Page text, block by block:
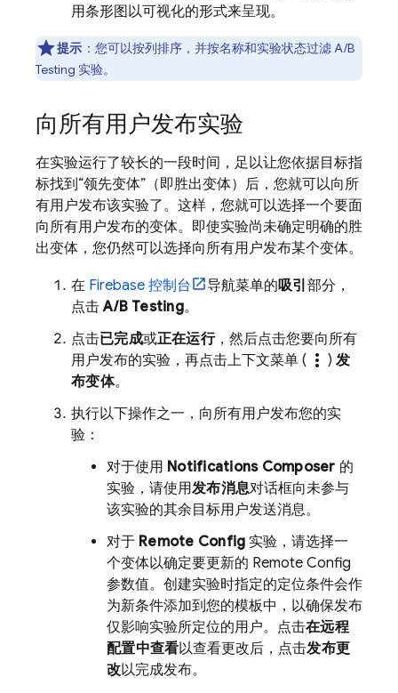
用条形图以可视化的形式来呈现。
提示 ：您可以按列排序，并按名称和实验状态过滤 A/B
Testing 实验。
向所有用户发布实验
在实验运行了较长的一段时间，足以让您依据目标指
标找到“领先变体”（即胜出变体）后，您就可以向所
有用户发布该实验了。这样，您就可以选择一个要面
向所有用户发布的变体。即使实验尚未确定明确的胜
出变体，您仍然可以选择向所有用户发布某个变体。
在 Firebase 控制台 导航菜单的吸引 部分，
点击A/B Testing。
点击已完成或正在运行，然后点击您要向所有
用户发布的实验，再点击上下文菜单 ( more_vert ) 发
布变体。
执行以下操作之一，向所有用户发布您的实
验：
对于使用 Notifications Composer 的
实验，请使用发布消息对话框向未参与
该实验的其余目标用户发送消息。
对于 Remote Config 实验，请选择一
个变体以确定要更新的 Remote Config
参数值。创建实验时指定的定位条件会作
为新条件添加到您的模板中，以确保发布
仅影响实验所定位的用户。点击在远程
配置中查看以查看更改后，点击发布更
改以完成发布。